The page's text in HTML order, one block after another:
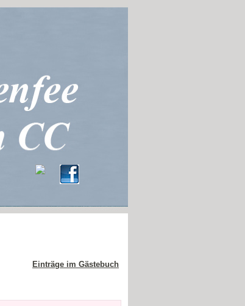
Einträge im Gästebuch